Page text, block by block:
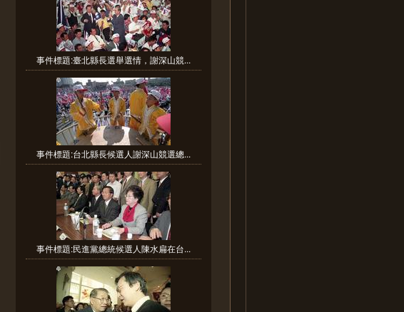
事件標題:臺北縣長選舉選情，謝深山競...
事件標題:台北縣長候選人謝深山競選總...
事件標題:民進黨總統候選人陳水扁在台...